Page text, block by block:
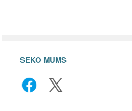
SEKO MUMS